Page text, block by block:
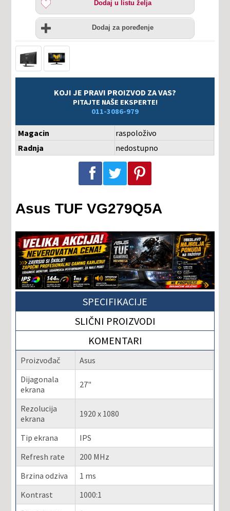
listu
želja
Dodaj u listu želja
Uporedi
Dodaj za poređenje
KOJI JE PRAVI PROIZVOD ZA VAS?
PITAJTE NAŠE EKSPERTE!
011-3086-979
Magacin
raspoloživo
Radnja
nedostupno
Podeli na Facebook-u Podeli na Twitter-u Podeli na Pinterest-u
Asus TUF VG279Q5A
SPECIFIKACIJE
SLIČNI PROIZVODI
KOMENTARI
Proizvođač
Asus
Dijagonala
ekrana
27"
Rezolucija
ekrana
1920 x 1080
Tip ekrana
IPS
Refresh rate
200 MHz
Brzina odziva
1 ms
Kontrast
1000:1